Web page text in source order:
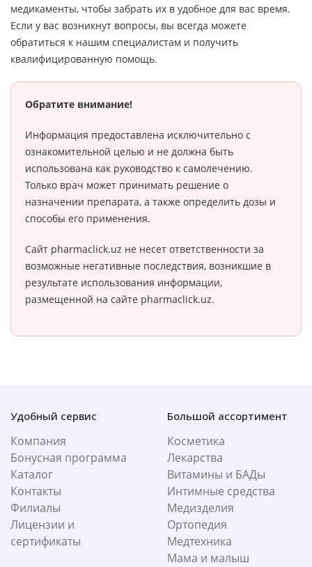
медикаменты, чтобы забрать их в удобное для вас время.
Если у вас возникнут вопросы, вы всегда можете
обратиться к нашим специалистам и получить
квалифицированную помощь.
Обратите внимание!
Информация предоставлена исключительно с
ознакомительной целью и не должна быть
использована как руководство к самолечению.
Только врач может принимать решение о
назначении препарата, а также определить дозы и
способы его применения.
Сайт pharmaclick.uz не несет ответственности за
возможные негативные последствия, возникшие в
результате использования информации,
размещенной на сайте pharmaclick.uz.
Удобный сервис
Компания
Бонусная программа
Каталог
Контакты
Филиалы
Лицензии и
сертификаты
Большой ассортимент
Косметика
Лекарства
Витамины и БАДы
Интимные средства
Медизделия
Ортопедия
Медтехника
Мама и малыш